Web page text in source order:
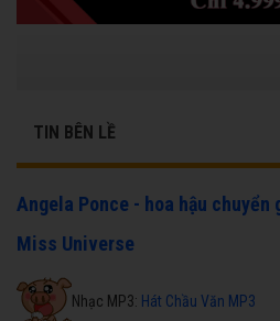
TIN BÊN LỀ
Angela Ponce - hoa hậu chuyển
Miss Universe
Nhạc MP3: Hát Chầu Văn MP3